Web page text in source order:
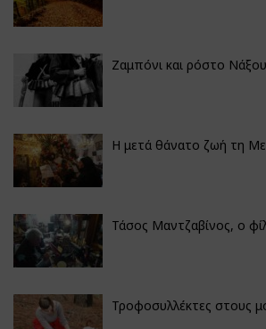
Ζαμπόνι και ρόστο
Η μετά θάνατο ζωή τη
Τάσος Μαντζαβίνος, ο
Τροφοσυλλέκτες στους